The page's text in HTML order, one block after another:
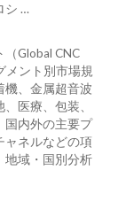
シ …
Global CNC
メント別市場規
機、金属超音波
医療、包装、
国内外の主要プ
ャネルなどの項
地域・国別分析